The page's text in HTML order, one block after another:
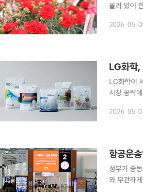
몰려 있어
2026-05-
LG화학,
LG화학이
시장 공략에 나선다. LG화학은 독일 뒤셀도르프에서 열
2026-05-
항공운
정부가 중
와 무관하게 고용유지지원